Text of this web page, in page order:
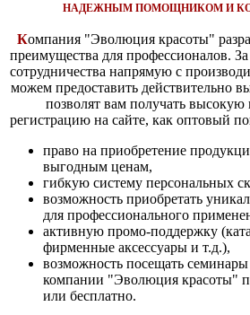
НАДЕЖНЫМ ПОМОЩНИКОМ И
Компания "Эволюция красоты"
преимущества для профессионалов. За
сотрудничества напрямую с
можем предоставить действительно
позволят вам получать
регистрацию на сайте, как оптовый
право на приобретение
выгодным ценам,
гибкую систему персональных
возможность приобретать
для профессионального
активную промо-поддержку
фирменные аксессуары и т.д.),
возможность посещать
компании "Эволюция красоты"
или бесплатно.